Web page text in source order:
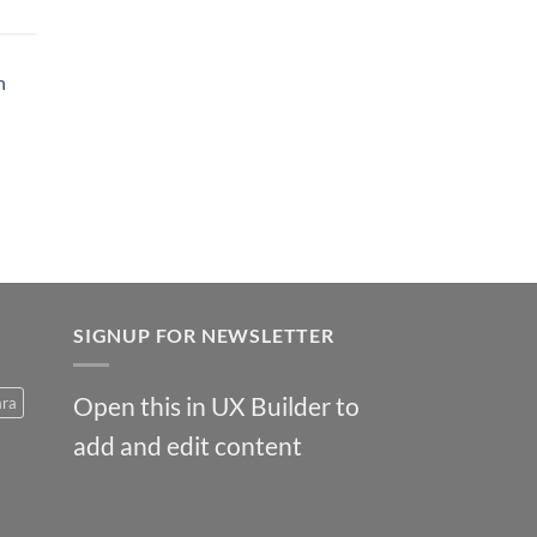
SIGNUP FOR NEWSLETTER
Open this in UX Builder to
add and edit content